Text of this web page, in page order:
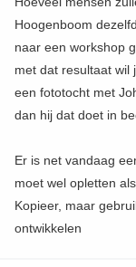
Hoogenboom
naar een workshop
met dat resultaat wil
een fototocht met
dan hij dat doet in
Er is net vandaag
moet wel opletten
Kopieer, maar
ontwikkelen